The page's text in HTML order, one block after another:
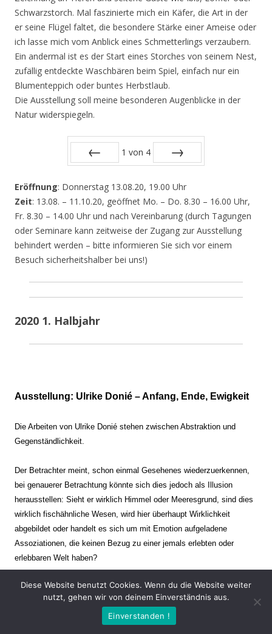
Schwarzstorch. Mal faszinierte mich ein Käfer, die Art in der
er seine Flügel faltet, die besondere Stärke einer Ameise oder
ich lasse mich vom Anblick eines Schmetterlings verzaubern.
Ein andermal ist es der Start eines Storches von seinem Nest,
zufällig entdeckte Waschbären beim Spiel, einfach nur ein
Blumenteppich oder buntes Herbstlaub.
Die Ausstellung soll meine besonderen Augenblicke in der
Natur widerspiegeln.
1 von 4
Eröffnung: Donnerstag 13.08.20, 19.00 Uhr
Zeit: 13.08. – 11.10.20, geöffnet Mo. – Do. 8.30 – 16.00 Uhr,
Fr. 8.30 – 14.00 Uhr und nach Vereinbarung (durch Tagungen
oder Seminare kann zeitweise der Zugang zur Ausstellung
behindert werden – bitte informieren Sie sich vor einem
Besuch sicherheitshalber bei uns!)
2020 1. Halbjahr
Ausstellung: Ulrike Donié – Anfang, Ende, Ewigkeit
Die Arbeiten von Ulrike Donié stehen zwischen Abstraktion und
Gegenständlichkeit.
Der Betrachter meint, schon einmal Gesehenes wiederzuerkennen,
bei genauerer Betrachtung könnte sich dies jedoch als Illusion
herausstellen: Sieht er wirklich Himmel oder Meeresgrund, sind dies
wirklich fischähnliche Wesen, wird hier überhaupt Wirklichkeit
abgebildet oder handelt es sich um mit Emotion aufgeladene
Assoziationen, die keinen Bezug zu einer jemals erlebten oder
erlebbaren Welt haben?
Verharren und Dynamik stehen sich dabei gegenüber. Zeit steht still
oder verrinnt im Nu. Es soll dabei eine Spannung, auch farblich, bis
zur Schmerzgrenze erzeugt werden. Die Arbeiten stellen ambivalente
Diese Website benutzt Cookies. Wenn du die Website weiter
nutzt, gehen wir von deinem Einverständnis aus.
Einverstanden !